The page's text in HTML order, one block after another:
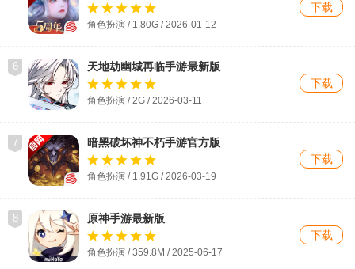
角色扮演 / 1.80G / 2026-01-12
下载
6 天地劫幽城再临手游最新版
角色扮演 / 2G / 2026-03-11
下载
7 暗黑破坏神不朽手游官方版
角色扮演 / 1.91G / 2026-03-19
下载
8 原神手游最新版
角色扮演 / 359.8M / 2025-06-17
下载